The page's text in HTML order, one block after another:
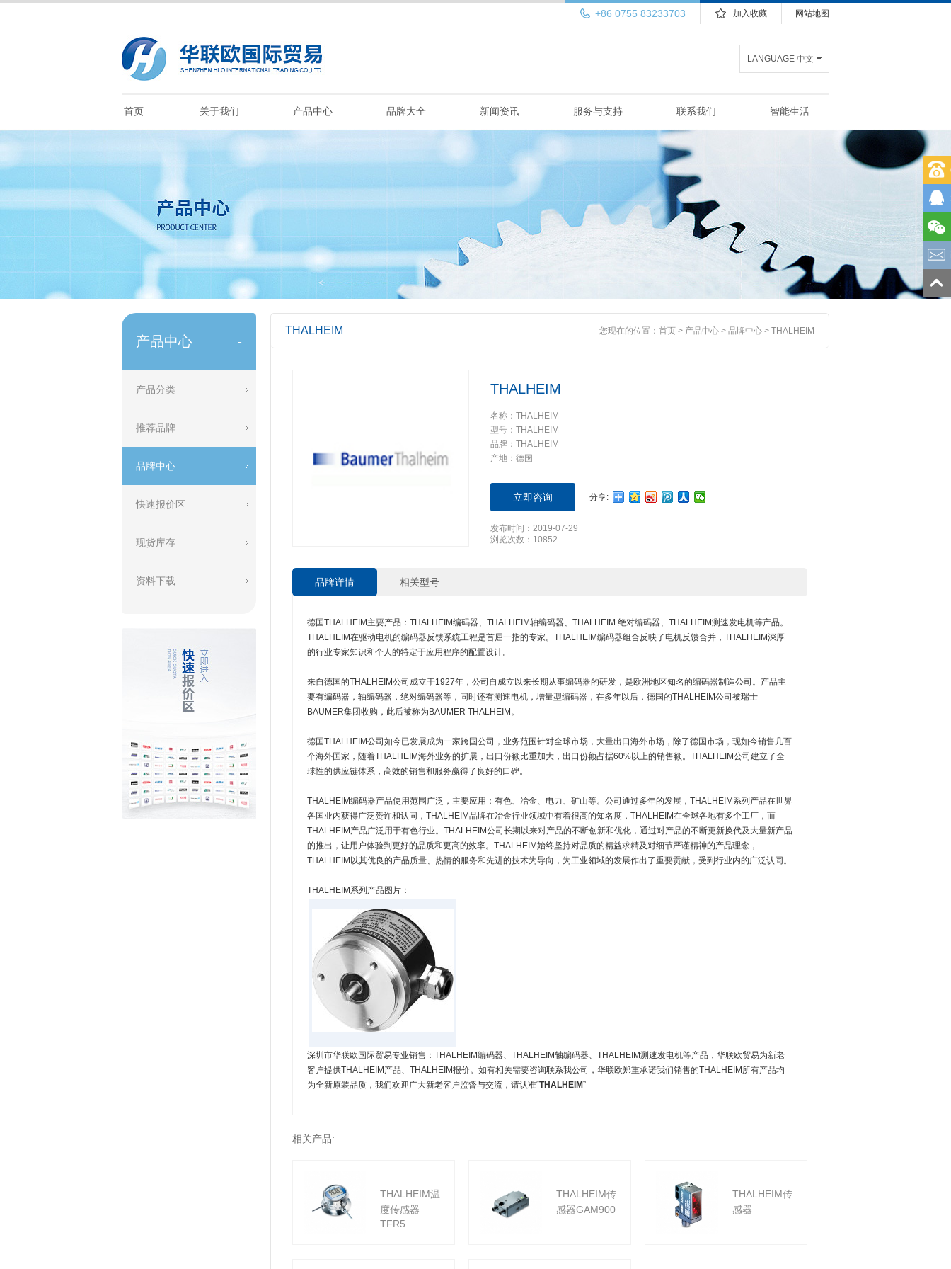
网站地图
加入收藏
+86 0755 83233703
LANGUAGE 中文
首页 关于我们 产品中心 品牌大全 新闻资讯 服务与支持 联系我们 智能生活
产品中心 -
产品分类
推荐品牌
品牌中心
快速报价区
现货库存
资料下载
THALHEIM 您现在的位置： 首页 > 产品中心 > 品牌中心 > THALHEIM
THALHEIM
名称：THALHEIM
型号：THALHEIM
品牌：THALHEIM
产地：德国
立即咨询 分享:
发布时间：2019-07-29
浏览次数：10852
品牌详情 相关型号
德国THALHEIM主要产品：THALHEIM编码器、THALHEIM轴编码器、THALHEIM 绝对编码器、THALHEIM测速发电机等产品。
THALHEIM在驱动电机的编码器反馈系统工程是首屈一指的专家。THALHEIM编码器组合反映了电机反馈合并，THALHEIM深厚
的行业专家知识和个人的特定于应用程序的配置设计。
来自德国的THALHEIM公司成立于1927年，公司自成立以来长期从事编码器的研发，是欧洲地区知名的编码器制造公司。产品主
要有编码器，轴编码器，绝对编码器等，同时还有测速电机，增量型编码器，在多年以后，德国的THALHEIM公司被瑞士
BAUMER集团收购，此后被称为BAUMER THALHEIM。
德国THALHEIM公司如今已发展成为一家跨国公司，业务范围针对全球市场，大量出口海外市场，除了德国市场，现如今销售几百
个海外国家，随着THALHEIM海外业务的扩展，出口份额比重加大，出口份额占据60%以上的销售额。THALHEIM公司建立了全
球性的供应链体系，高效的销售和服务赢得了良好的口碑。
THALHEIM编码器产品使用范围广泛，主要应用：有色、冶金、电力、矿山等。公司通过多年的发展，THALHEIM系列产品在世界
各国业内获得广泛赞许和认同，THALHEIM品牌在冶金行业领域中有着很高的知名度，THALHEIM在全球各地有多个工厂，而
THALHEIM产品广泛用于有色行业。THALHEIM公司长期以来对产品的不断创新和优化，通过对产品的不断更新换代及大量新产品
的推出，让用户体验到更好的品质和更高的效率。THALHEIM始终坚持对品质的精益求精及对细节严谨精神的产品理念，
THALHEIM以其优良的产品质量、热情的服务和先进的技术为导向，为工业领域的发展作出了重要贡献，受到行业内的广泛认同。
THALHEIM系列产品图片：
深圳市华联欧国际贸易专业销售：THALHEIM编码器、THALHEIM轴编码器、THALHEIM测速发电机等产品，华联欧贸易为新老
客户提供THALHEIM产品、THALHEIM报价。如有相关需要咨询联系我公司，华联欧郑重承诺我们销售的THALHEIM所有产品均
为全新原装品质，我们欢迎广大新老客户监督与交流，请认准“THALHEIM”
相关产品:
THALHEIM温
度传感器
TFR5
THALHEIM传
感器GAM900
THALHEIM传
感器